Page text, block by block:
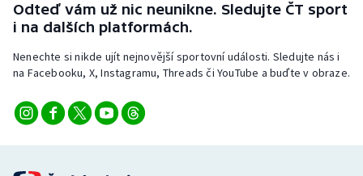
Triatlon
Veslování
Vodní slalom
Volejbal
Odteď vám už nic neunikne. Sledujte ČT sport
i na dalších platformách.
Nenechte si nikde ujít nejnovější sportovní události. Sledujte nás i
na Facebooku, X, Instagramu, Threads či YouTube a buďte v obraze.